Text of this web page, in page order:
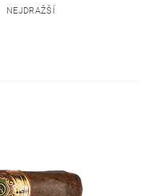
NEJDRAŽŠÍ